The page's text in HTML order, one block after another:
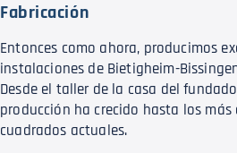
Fabricación
Entonces como ahora, producimos
instalaciones de Bietigheim-
Desde el taller de la casa del
producción ha crecido hasta los más
cuadrados actuales.